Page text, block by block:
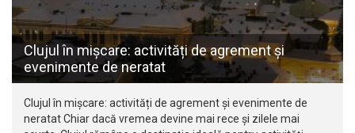
Clujul în mișcare: activități de agrement și
evenimente de neratat
Clujul în mișcare: activități de agrement și evenimente de
neratat Chiar dacă vremea devine mai rece și zilele mai